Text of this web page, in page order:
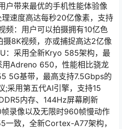
户带来最优的手机性能体验像
速度高达每秒20亿像素，支持
频：用户可以拍摄拥有10亿色
8K视频，亦或捕捉高达2亿像
：采用全新Kryo 585架构，最
Adreno 650，性能相比骁龙
5G基带，最高支持7.5Gbps的
;采用第五代AI引擎，支持15
内存、144Hz屏幕刷新
录像以及无限时960帧慢动作
一致，全新Cortex-A77架构，